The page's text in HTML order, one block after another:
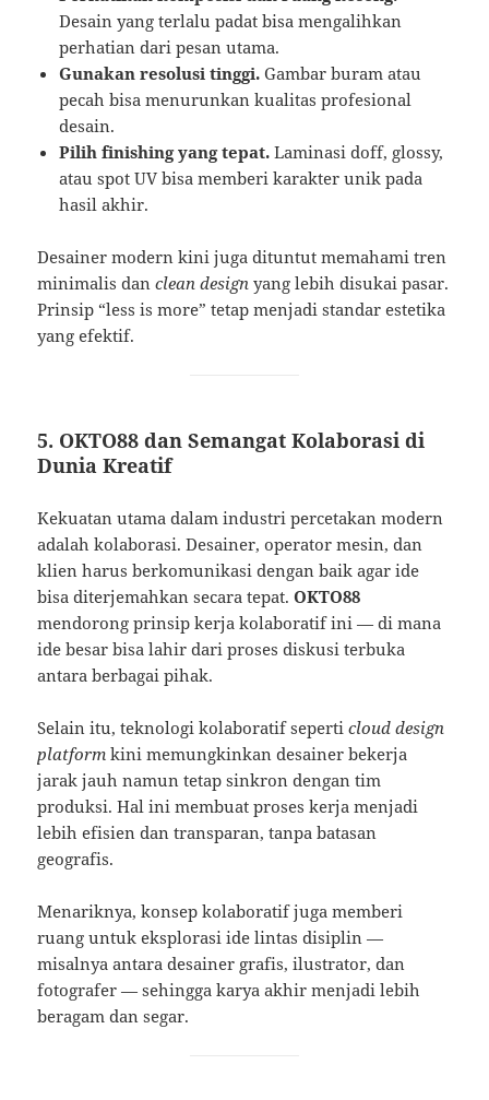
Desain yang terlalu padat bisa mengalihkan
perhatian dari pesan utama.
Gunakan resolusi tinggi. Gambar buram atau
pecah bisa menurunkan kualitas profesional
desain.
Pilih finishing yang tepat. Laminasi doff, glossy,
atau spot UV bisa memberi karakter unik pada
hasil akhir.
Desainer modern kini juga dituntut memahami tren
minimalis danclean design yang lebih disukai pasar.
Prinsip “less is more” tetap menjadi standar estetika
yang efektif.
5. OKTO88 dan Semangat Kolaborasi di
Dunia Kreatif
Kekuatan utama dalam industri percetakan modern
adalah kolaborasi. Desainer, operator mesin, dan
klien harus berkomunikasi dengan baik agar ide
bisa diterjemahkan secara tepat.OKTO88
mendorong prinsip kerja kolaboratif ini — di mana
ide besar bisa lahir dari proses diskusi terbuka
antara berbagai pihak.
Selain itu, teknologi kolaboratif seperticloud design
platform kini memungkinkan desainer bekerja
jarak jauh namun tetap sinkron dengan tim
produksi. Hal ini membuat proses kerja menjadi
lebih efisien dan transparan, tanpa batasan
geografis.
Menariknya, konsep kolaboratif juga memberi
ruang untuk eksplorasi ide lintas disiplin —
misalnya antara desainer grafis, ilustrator, dan
fotografer — sehingga karya akhir menjadi lebih
beragam dan segar.